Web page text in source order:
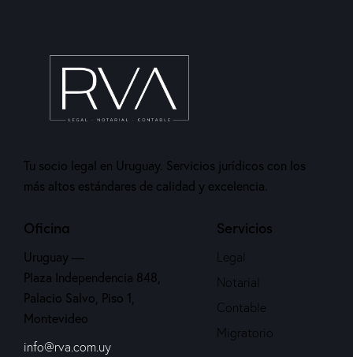
Tu socio legal en Uruguay. Servicios jurídicos con los
más altos estándares de calidad y excelencia.
Oficina
Uruguay —
Plaza Independencia 848,
Palacio Salvo, Piso 1,
Montevideo
info@rva.com.uy
Servicios
Legal
Notarial
Contable
Migratorio